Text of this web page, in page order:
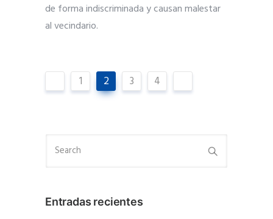
de forma indiscriminada y causan malestar
al vecindario.
1 2 3 4
Entradas recientes